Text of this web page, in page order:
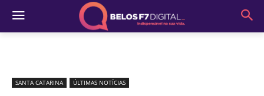
SANTA CATARINA ÚLTIMAS NOTÍCIAS